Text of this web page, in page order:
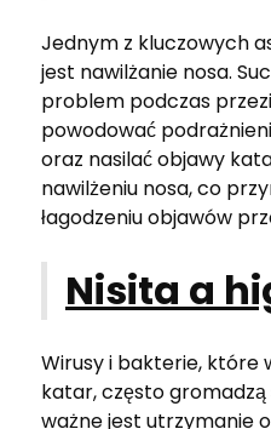
Jednym z kluczowych
jest nawilżanie nosa.
problem podczas
powodować
oraz nasilać objawy
nawilżeniu nosa, co
łagodzeniu objawów
Nisita a
Wirusy i bakterie, które
katar, często gromadzą
ważne jest utrzymanie